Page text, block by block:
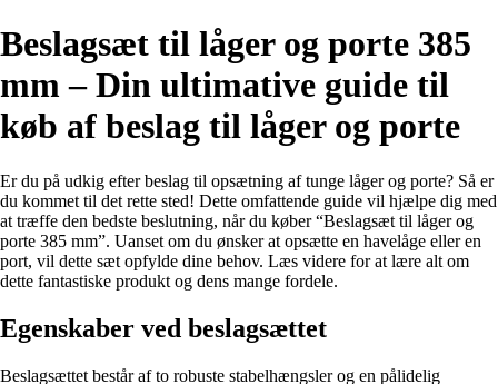
Beslagsæt til låger og porte 385
mm – Din ultimative guide til
køb af beslag til låger og porte
Er du på udkig efter beslag til opsætning af tunge låger og porte? Så er
du kommet til det rette sted! Dette omfattende guide vil hjælpe dig med
at træffe den bedste beslutning, når du køber “Beslagsæt til låger og
porte 385 mm”. Uanset om du ønsker at opsætte en havelåge eller en
port, vil dette sæt opfylde dine behov. Læs videre for at lære alt om
dette fantastiske produkt og dens mange fordele.
Egenskaber ved beslagsættet
Beslagsættet består af to robuste stabelhængsler og en pålidelig